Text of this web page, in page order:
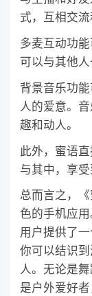
式，互相交流
多麦互动功
可以与其他
背景音乐功
人的爱意。
趣和动人。
此外，蜜语
与其中，享受
总而言之，
色的手机应
用户提供了
你可以结识
人。无论是
是户外爱好